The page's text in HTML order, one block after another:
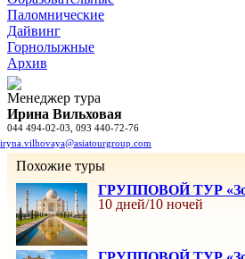
Паломнические
Дайвинг
Горнолыжные
Архив
Менеджер тура
Ирина Вильховая
044 494-02-03, 093 440-72-76
iryna.vilhovaya@asiatourgroup.com
Похожие туры
ГРУППОВОЙ ТУР
10 дней/10 ночей